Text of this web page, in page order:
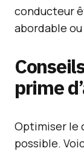
conducteur
abordable
prime
Optimiser le
possible.